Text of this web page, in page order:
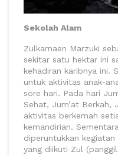
Sekolah Alam
Zulkarnaen Marzuki
sekitar satu hektar ini
kehadiran karibnya ini.
untuk aktivitas anak-
sore hari. Pada hari
Sehat, Jum’at Berkah,
aktivitas berkemah
kemandirian.
diperuntukkan
yang diikuti Zul